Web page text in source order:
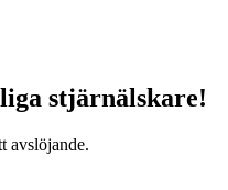
stjärnälskare!
avslöjande.